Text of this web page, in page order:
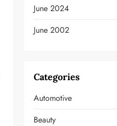
June 2024
June 2002
Categories
Automotive
Beauty